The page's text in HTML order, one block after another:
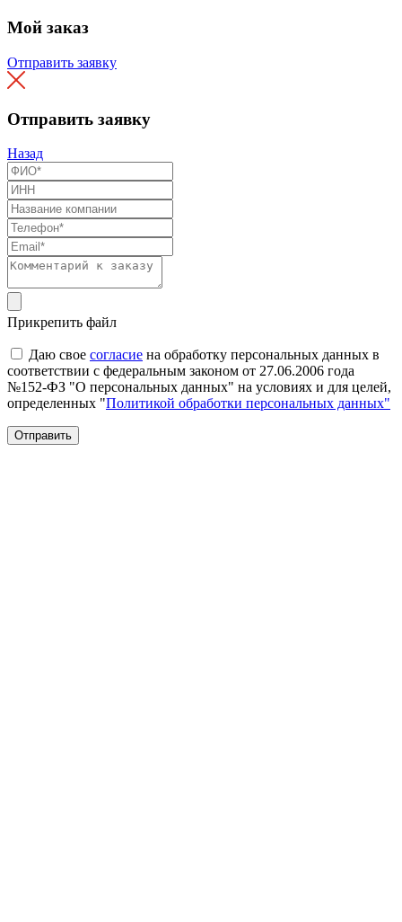
Мой заказ
Отправить заявку
Отправить заявку
Назад
Прикрепить файл
Даю свое согласие на обработку персональных данных в
соответствии с федеральным законом от 27.06.2006 года
№152-ФЗ "О персональных данных" на условиях и для целей,
определенных "Политикой обработки персональных данных"
Отправить